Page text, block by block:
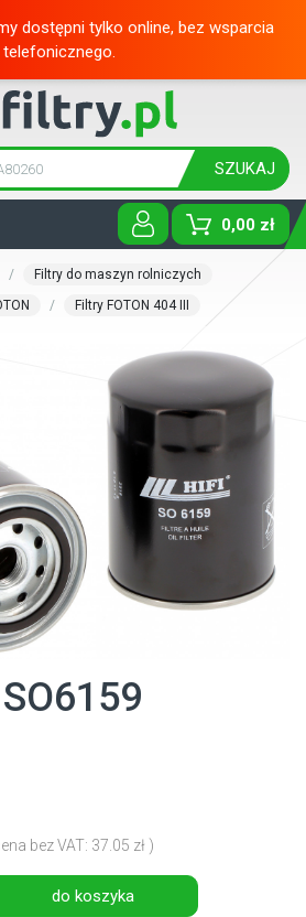
dostępni tylko online, bez wsparcia
telefonicznego.
SZUKAJ
0,00 zł
Filtry do maszyn rolniczych
Filtry FOTON 404 III
bez VAT: 37.05 zł )
do koszyka